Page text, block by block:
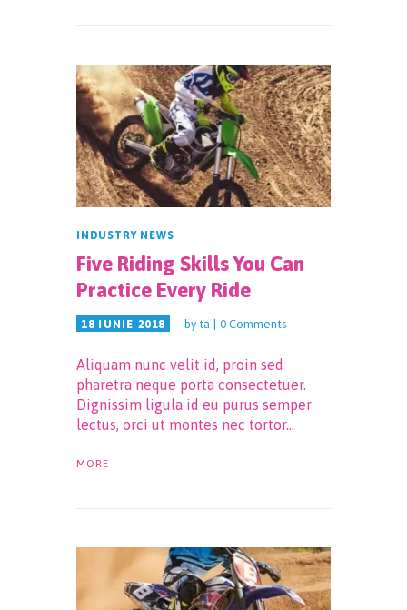
INDUSTRY NEWS
Five Riding Skills You Can
Practice Every Ride
18 IUNIE 2018 by ta 0 Comments
Aliquam nunc velit id, proin sed
pharetra neque porta consectetuer.
Dignissim ligula id eu purus semper
lectus, orci ut montes nec tortor…
MORE